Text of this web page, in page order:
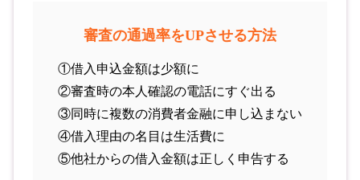
審査の通過率をUPさせる方法
①借入申込金額は少額に
②審査時の本人確認の電話にすぐ出る
③同時に複数の消費者金融に申し込まない
④借入理由の名目は生活費に
⑤他社からの借入金額は正しく申告する